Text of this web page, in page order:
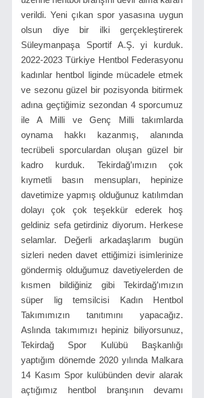
verildi. Yeni çıkan spor yasasına uygun
olsun diye bir ilki gerçekleştirerek
Süleymanpaşa Sportif A.Ş. yi kurduk.
2022-2023 Türkiye Hentbol Federasyonu
kadınlar hentbol liginde mücadele etmek
ve sezonu güzel bir pozisyonda bitirmek
adına geçtiğimiz sezondan 4 sporcumuz
ile A Milli ve Genç Milli takımlarda
oynama hakkı kazanmış, alanında
tecrübeli sporculardan oluşan güzel bir
kadro kurduk. Tekirdağ’ımızın çok
kıymetli basın mensupları, hepinize
davetimize yapmış olduğunuz katılımdan
dolayı çok çok teşekkür ederek hoş
geldiniz sefa getirdiniz diyorum. Herkese
selamlar. Değerli arkadaşlarım bugün
sizleri neden davet ettiğimizi isimlerinize
göndermiş olduğumuz davetiyelerden de
kısmen bildiğiniz gibi Tekirdağ’ımızın
süper lig temsilcisi Kadın Hentbol
Takımımızın tanıtımını yapacağız.
Aslında takımımızı hepiniz biliyorsunuz,
Tekirdağ Spor Kulübü Başkanlığı
yaptığım dönemde 2020 yılında Malkara
14 Kasım Spor kulübünden devir alarak
açtığımız hentbol branşının devamı